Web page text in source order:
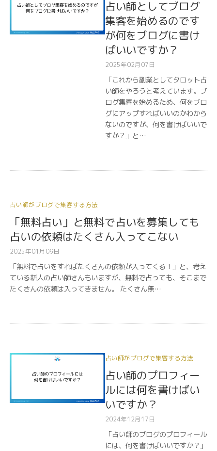
占い師としてブログ
集客を始めるのです
が何をブログに書け
ばいいですか？
2025年02月07日
「これから副業としてタロット占
い師をやろうと考えています。ブ
ログ集客を始めるため、何をブロ
グにアップすればいいのかわから
ないのですが、何を書けばいいで
すか？」と…
占い師がブログで集客する方法
「無料占い」と無料で占いを募集しても
占いの依頼はたくさん入ってこない
2025年01月09日
「無料で占いをすればたくさんの依頼が入ってくる！」と、考え
ている新人の占い師さんもいますが、無料で占っても、そこまで
たくさんの依頼は入ってきません。 たくさん無…
占い師がブログで集客する方法
占い師のプロフィー
ルには何を書けばい
いですか？
2024年12月17日
「占い師のブログのプロフィール
には、何を書けばいいですか？」